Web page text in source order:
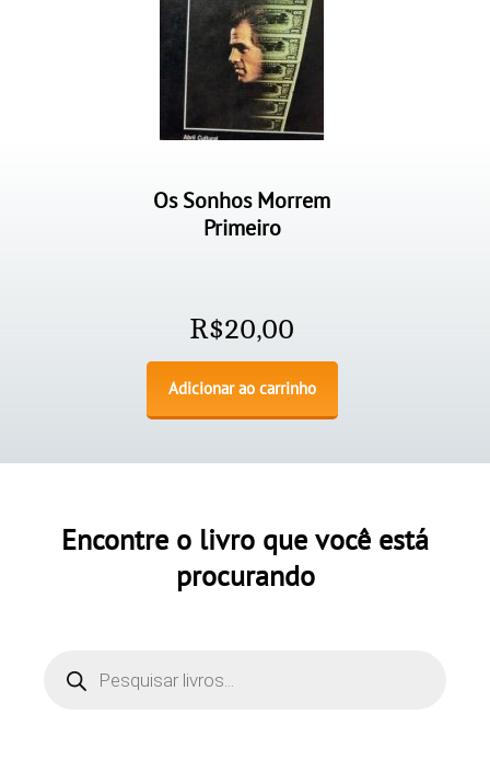
Os Sonhos Morrem
Primeiro
R$20,00
Adicionar ao carrinho
Encontre o livro que você está
procurando